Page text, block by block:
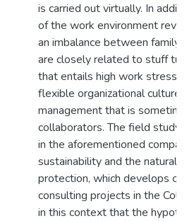
is carried out virtually. In
of the work environment
an imbalance between family
are closely related to stuff
that entails high work stress
flexible organizational
management that is
collaborators. The field study
in the aforementioned
sustainability and the natural
protection, which develops
consulting projects in the
in this context that the